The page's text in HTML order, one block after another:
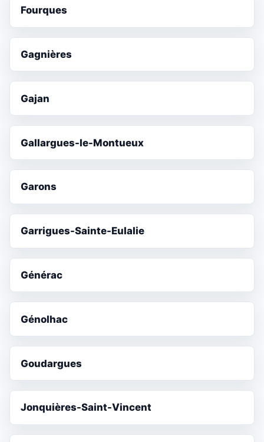
Fourques
Gagnières
Gajan
Gallargues-le-Montueux
Garons
Garrigues-Sainte-Eulalie
Générac
Génolhac
Goudargues
Jonquières-Saint-Vincent